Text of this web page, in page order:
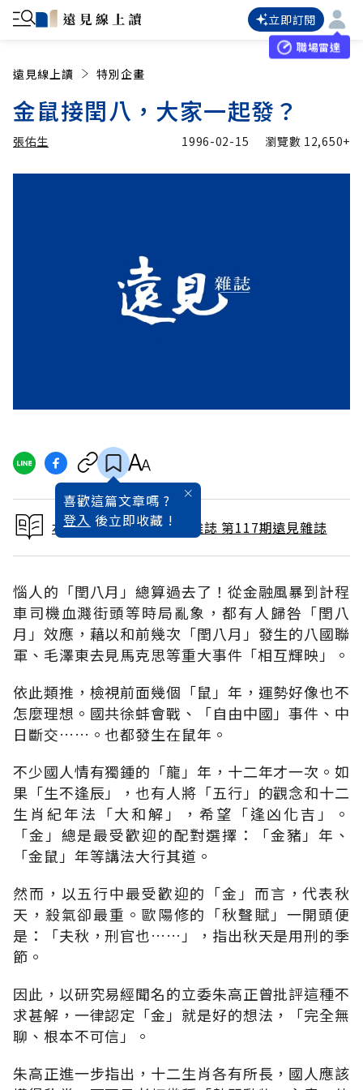
立即訂閱
職場雷達
遠見線上讀 特別企畫
金鼠接閏八，大家一起發？
張佑生 1996-02-15 瀏覽數 12,650+
喜歡這篇文章嗎 ?
登入 後立即收藏 !
本文出自 1996 / 3月號雜誌 第117期遠見雜誌
惱人的「閏八月」總算過去了！從金融風暴到計程
車司機血濺街頭等時局亂象，都有人歸咎「閏八
月」效應，藉以和前幾次「閏八月」發生的八國聯
軍、毛澤東去見馬克思等重大事件「相互輝映」。
依此類推，檢視前面幾個「鼠」年，運勢好像也不
怎麼理想。國共徐蚌會戰、「自由中國」事件、中
日斷交……。也都發生在鼠年。
不少國人情有獨鍾的「龍」年，十二年才一次。如
果「生不逢辰」，也有人將「五行」的觀念和十二
生肖紀年法「大和解」，希望「逢凶化吉」。
「金」總是最受歡迎的配對選擇：「金豬」年、
「金鼠」年等講法大行其道。
然而，以五行中最受歡迎的「金」而言，代表秋
天，殺氣卻最重。歐陽修的「秋聲賦」一開頭便
是：「夫秋，刑官也……」，指出秋天是用刑的季
節。
因此，以研究易經聞名的立委朱高正曾批評這種不
求甚解，一律認定「金」就是好的想法，「完全無
聊、根本不可信」。
朱高正進一步指出，十二生肖各有所長，國人應該